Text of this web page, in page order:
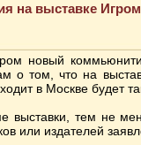
на выставке
новый
о том, что на
в Москве будет
выставки, тем не
или издателей